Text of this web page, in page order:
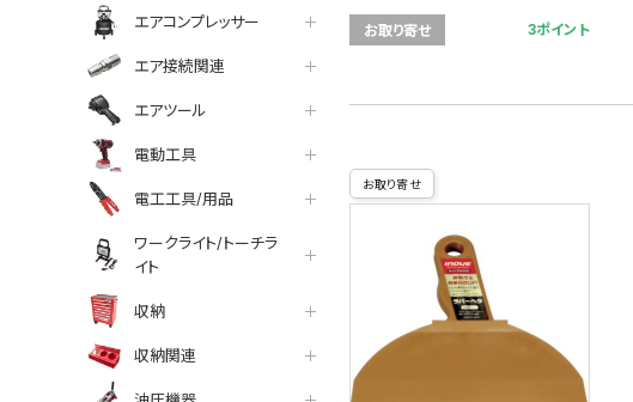
エアコンプレッサー
エア接続関連
エアツール
電動工具
電工工具/用品
ワークライト/トーチラ
イト
収納
収納関連
お取り寄せ 3ポイント
お取り寄せ